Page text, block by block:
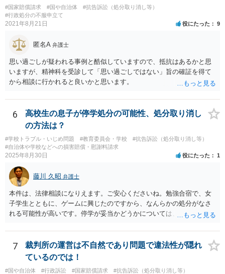
#国家賠償請求 #国や自治体
#抗告訴訟（処分取り消し等）
#行政処分の不服申立て
2021年8月21日 役にたった 9
匿名A 弁護士
思い過ごしが疑われる事例と酷似していますので、抵抗はあるかと思
いますが、精神科を受診して「思い過ごしではない」旨の確証を得て
から相談に行かれると良いかと思います。
6
高校生の息子が停学処分の可能性、処分取り消し
の方法は？
#学校トラブル・いじめ問題 #教育委員会・学校
#抗告訴訟（処分取り消し等）
#自治体や学校などへの損害賠償・慰謝料請求
2025年8月30日 役にたった 1
藤川 久昭 弁護士
本件は、法律相談になりえます。ご安心くださいね。勉強合宿で、女
子学生とともに、ゲームに興じたのですから、なんらかの処分がなさ
れる可能性が高いです。停学が妥当かどうかについては、本件は、法
は、ネットでのやりとりだけでは、正確な回答が難しい案件です。関
係した法理等にも通じた弁護士等に相談し、法的に正確に分析しても
らい、今後の対応を検討するべきです。お力になりたいと思います。
良い解決になりますよう祈念しております。
7
裁判所の運営は不自然であり問題で違法性が隠れ
ているのでは！
#国や自治体 #行政訴訟 #国家賠償請求 #抗告訴訟（処分取り消し等）